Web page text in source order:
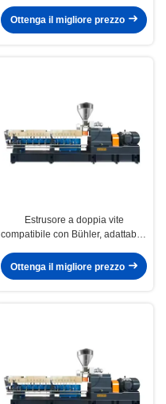
coppia per la produzione su larga
scala
Ottenga il migliore prezzo
Estrusore a doppia vite
compatibile con Bühler, adattabile
condizioni di processo
Ottenga il migliore prezzo